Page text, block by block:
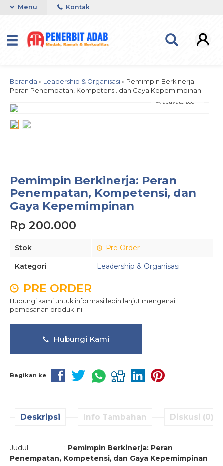
Menu Kontak
Beranda » Leadership & Organisasi » Pemimpin Berkinerja:
Peran Penempatan, Kompetensi, dan Gaya Kepemimpinan
activate zoom
Pemimpin Berkinerja: Peran
Penempatan, Kompetensi, dan
Gaya Kepemimpinan
Rp 200.000
Stok Pre Order
Kategori Leadership & Organisasi
PRE ORDER
Hubungi kami untuk informasi lebih lanjut mengenai
pemesanan produk ini.
Hubungi Kami
Bagikan ke
Deskripsi Info Tambahan Diskusi (0)
Judul : Pemimpin Berkinerja: Peran
Penempatan, Kompetensi, dan Gaya Kepemimpinan